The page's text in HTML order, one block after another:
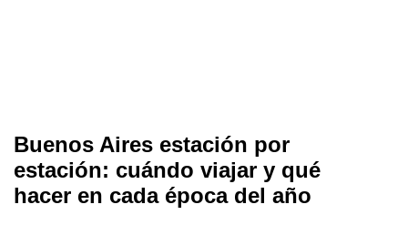
Buenos Aires estación por
estación: cuándo viajar y qué
hacer en cada época del año